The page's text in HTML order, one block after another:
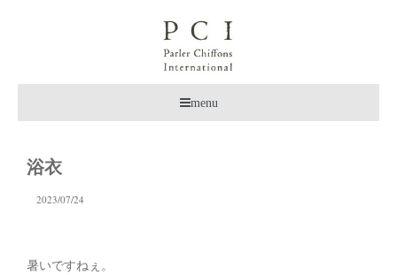
menu
浴衣
2023/07/24
暑いですねぇ。